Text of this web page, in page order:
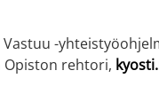
-
Opiston rehtori,